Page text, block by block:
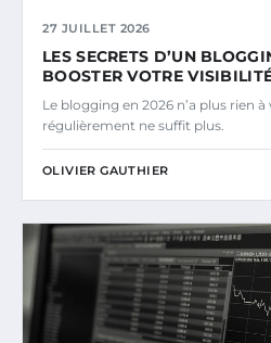
27 JUILLET 2026
LES SECRETS D’UN
BOOSTER VOTRE
Le blogging en 2026 n’a plus rien
régulièrement ne suffit plus.
OLIVIER GAUTHIER